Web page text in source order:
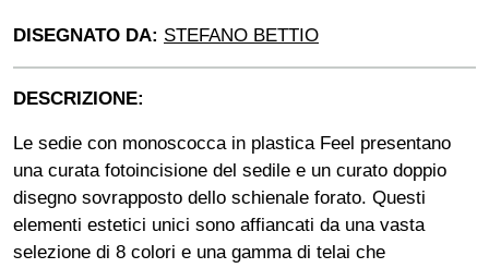
DISEGNATO DA: STEFANO BETTIO
DESCRIZIONE:
Le sedie con monoscocca in plastica Feel presentano
una curata fotoincisione del sedile e un curato doppio
disegno sovrapposto dello schienale forato. Questi
elementi estetici unici sono affiancati da una vasta
selezione di 8 colori e una gamma di telai che